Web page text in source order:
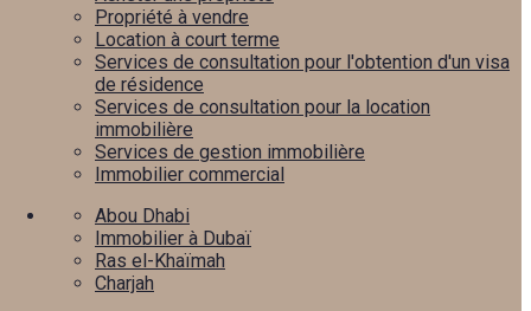
Propriété à vendre
Location à court terme
Services de consultation pour l'obtention d'un visa
de résidence
Services de consultation pour la location
immobilière
Services de gestion immobilière
Immobilier commercial
Abou Dhabi
Immobilier à Dubaï
Ras el-Khaïmah
Charjah